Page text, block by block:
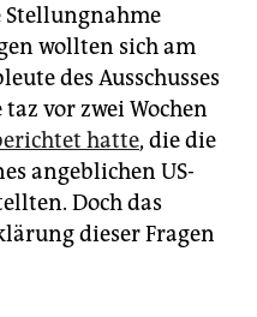
Stellungnahme
wollten sich am
des Ausschusses
vor zwei Wochen
hatte, die die
angeblichen US-
Doch das
dieser Fragen